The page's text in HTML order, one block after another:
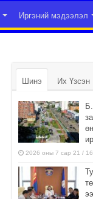
Иргэний мэдээлэл
Шинэ Их Үзсэн
2026 оны 7 сар 21 /